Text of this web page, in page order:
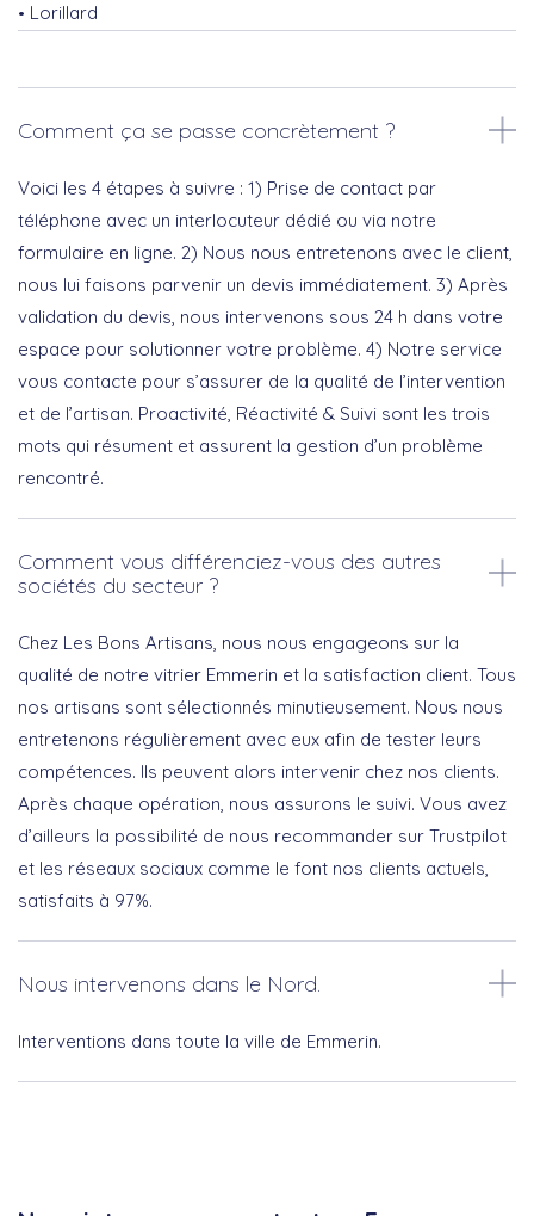
Lorillard
Comment ça se passe concrètement ?
Voici les 4 étapes à suivre : 1) Prise de contact par
téléphone avec un interlocuteur dédié ou via notre
formulaire en ligne. 2) Nous nous entretenons avec le client,
nous lui faisons parvenir un devis immédiatement. 3) Après
validation du devis, nous intervenons sous 24 h dans votre
espace pour solutionner votre problème. 4) Notre service
vous contacte pour s’assurer de la qualité de l’intervention
et de l’artisan. Proactivité, Réactivité & Suivi sont les trois
mots qui résument et assurent la gestion d’un problème
rencontré.
Comment vous différenciez-vous des autres
sociétés du secteur ?
Chez Les Bons Artisans, nous nous engageons sur la
qualité de notre vitrier Emmerin et la satisfaction client. Tous
nos artisans sont sélectionnés minutieusement. Nous nous
entretenons régulièrement avec eux afin de tester leurs
compétences. Ils peuvent alors intervenir chez nos clients.
Après chaque opération, nous assurons le suivi. Vous avez
d’ailleurs la possibilité de nous recommander sur Trustpilot
et les réseaux sociaux comme le font nos clients actuels,
satisfaits à 97%.
Nous intervenons dans le Nord.
Interventions dans toute la ville de Emmerin.